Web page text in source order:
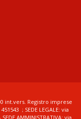
int.vers. Registro imprese
; SEDE LEGALE: via
AMMINISTRATIVA: via